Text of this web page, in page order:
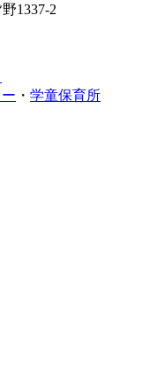
1337-2
・ 学童保育所